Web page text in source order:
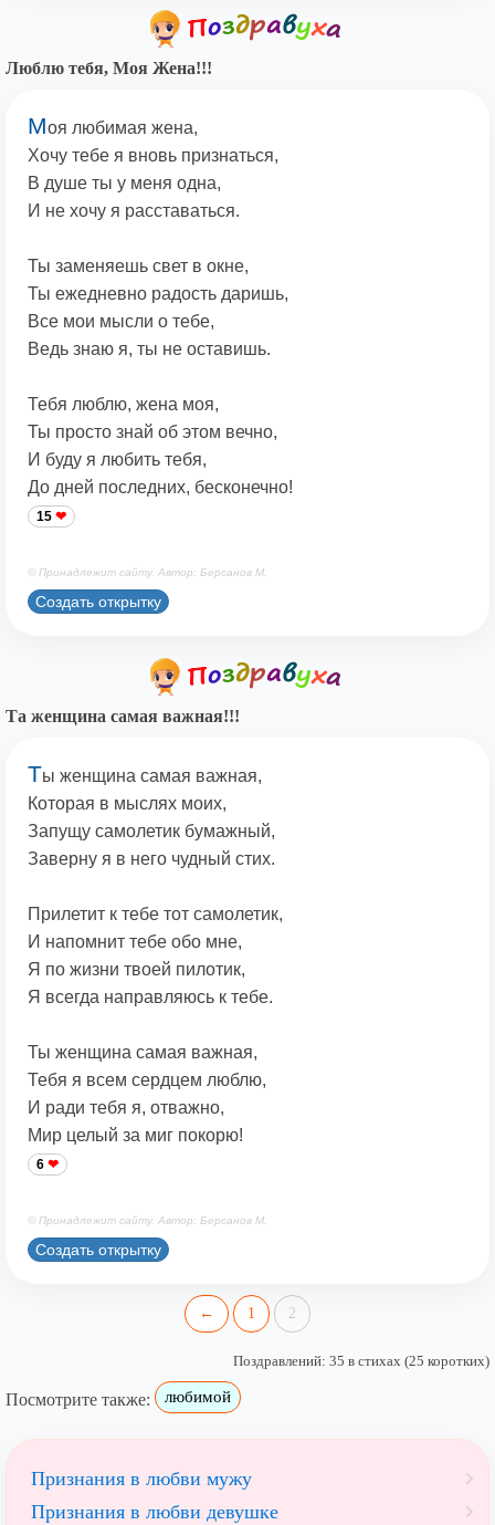
Люблю тебя, Моя Жена!!!
Моя любимая жена,
Хочу тебе я вновь признаться,
В душе ты у меня одна,
И не хочу я расставаться.
Ты заменяешь свет в окне,
Ты ежедневно радость даришь,
Все мои мысли о тебе,
Ведь знаю я, ты не оставишь.
Тебя люблю, жена моя,
Ты просто знай об этом вечно,
И буду я любить тебя,
До дней последних, бесконечно!
15
© Принадлежит сайту. Автор: Берсанов М.
Создать открытку
Та женщина самая важная!!!
Ты женщина самая важная,
Которая в мыслях моих,
Запущу самолетик бумажный,
Заверну я в него чудный стих.
Прилетит к тебе тот самолетик,
И напомнит тебе обо мне,
Я по жизни твоей пилотик,
Я всегда направляюсь к тебе.
Ты женщина самая важная,
Тебя я всем сердцем люблю,
И ради тебя я, отважно,
Мир целый за миг покорю!
6
© Принадлежит сайту. Автор: Берсанов М.
Создать открытку
← 1 2
Поздравлений: 35 в стихах (25 коротких)
Посмотрите также: любимой
Признания в любви мужу
Признания в любви девушке